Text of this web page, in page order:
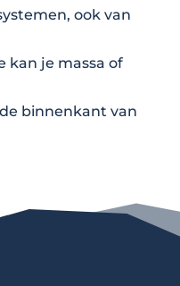
ook van
kan je massa of
binnenkant van